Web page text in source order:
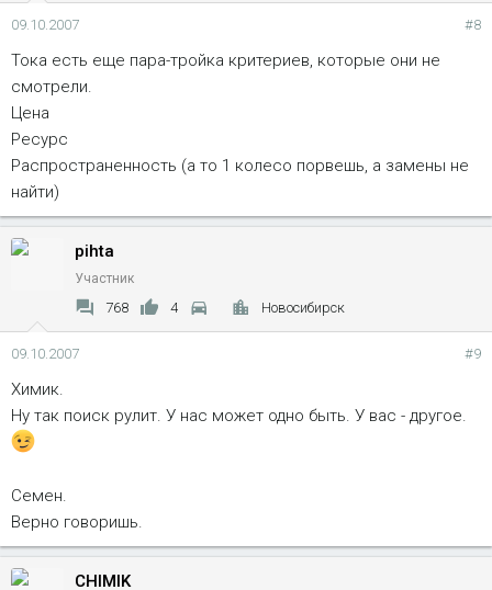
09.10.2007 #8
Тока есть еще пара-тройка критериев, которые они не
смотрели.
Цена
Ресурс
Распространенность (а то 1 колесо порвешь, а замены не
найти)
pihta
Участник
768 4 Новосибирск
09.10.2007 #9
Химик.
Ну так поиск рулит. У нас может одно быть. У вас - другое.
Семен.
Верно говоришь.
CHIMIK